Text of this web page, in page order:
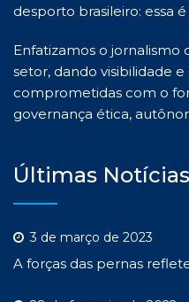
desporto brasileiro: essa
Enfatizamos o jornalismo
setor, dando visibilidade
comprometidas com o
governança ética,
Últimas Notícias
3 de março de 2023
A forças das pernas